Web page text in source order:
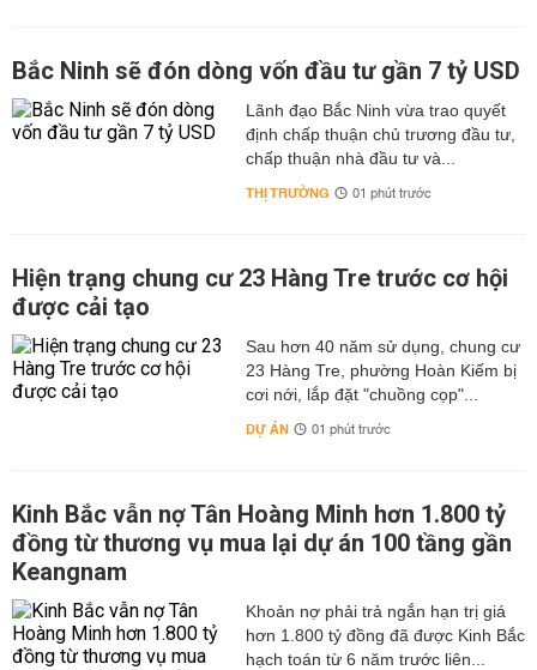
Bắc Ninh sẽ đón dòng vốn đầu tư gần 7 tỷ USD
Lãnh đạo Bắc Ninh vừa trao quyết
định chấp thuận chủ trương đầu tư,
chấp thuận nhà đầu tư và...
THỊ TRƯỜNG 01 phút trước
Hiện trạng chung cư 23 Hàng Tre trước cơ hội
được cải tạo
Sau hơn 40 năm sử dụng, chung cư
23 Hàng Tre, phường Hoàn Kiếm bị
cơi nới, lắp đặt "chuồng cọp"...
DỰ ÁN 01 phút trước
Kinh Bắc vẫn nợ Tân Hoàng Minh hơn 1.800 tỷ
đồng từ thương vụ mua lại dự án 100 tầng gần
Keangnam
hơn 1.800 tỷ đồng đã được Kinh Bắc
hạch toán từ 6 năm trước liên...